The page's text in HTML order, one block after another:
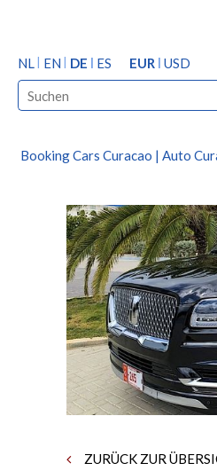
NL EN DE ES EUR USD
Booking Cars Curacao | Auto
ZURÜCK ZUR